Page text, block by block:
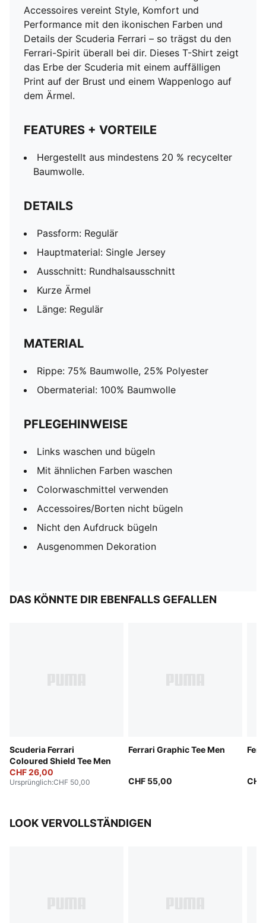
Accessoires vereint Style, Komfort und
Performance mit den ikonischen Farben und
Details der Scuderia Ferrari – so trägst du den
Ferrari-Spirit überall bei dir. Dieses T-Shirt zeigt
das Erbe der Scuderia mit einem auffälligen
Print auf der Brust und einem Wappenlogo auf
dem Ärmel.
FEATURES + VORTEILE
Hergestellt aus mindestens 20 % recycelter
Baumwolle.
DETAILS
Passform: Regulär
Hauptmaterial: Single Jersey
Ausschnitt: Rundhalsausschnitt
Kurze Ärmel
Länge: Regulär
MATERIAL
Rippe: 75% Baumwolle, 25% Polyester
Obermaterial: 100% Baumwolle
PFLEGEHINWEISE
Links waschen und bügeln
Mit ähnlichen Farben waschen
Colorwaschmittel verwenden
Accessoires/Borten nicht bügeln
Nicht den Aufdruck bügeln
Ausgenommen Dekoration
DAS KÖNNTE DIR EBENFALLS GEFALLEN
Scuderia Ferrari
Coloured Shield Tee Men
CHF 26,00
Ursprünglich:CHF 50,00
Ferrari Graphic Tee Men
CHF 55,00
LOOK VERVOLLSTÄNDIGEN